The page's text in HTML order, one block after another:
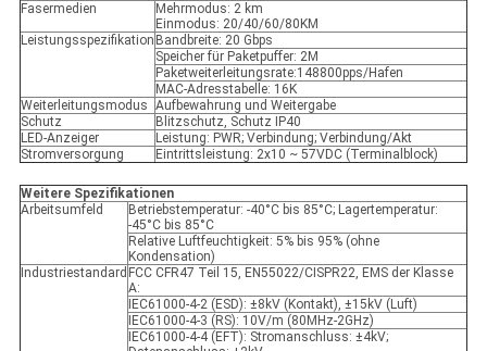
Fasermedien
Mehrmodus: 2 km
Einmodus: 20/40/60/80KM
Leistungsspezifikation Bandbreite: 20 Gbps
Speicher für Paketpuffer: 2M
Paketweiterleitungsrate:148800pps/Hafen
MAC-Adresstabelle: 16K
Weiterleitungsmodus Aufbewahrung und Weitergabe
Schutz
Blitzschutz, Schutz IP40
LED-Anzeiger
Leistung: PWR; Verbindung; Verbindung/Akt
Stromversorgung
Eintrittsleistung: 2x10 ~ 57VDC (Terminalblock)
Weitere Spezifikationen
Arbeitsumfeld
Betriebstemperatur: -40°C bis 85°C; Lagertemperatur:
-45°C bis 85°C
Relative Luftfeuchtigkeit: 5% bis 95% (ohne
Kondensation)
Industriestandard FCC CFR47 Teil 15, EN55022/CISPR22, EMS der Klasse
A:
IEC61000-4-2 (ESD): ±8kV (Kontakt), ±15kV (Luft)
IEC61000-4-3 (RS): 10V/m (80MHz-2GHz)
IEC61000-4-4 (EFT): Stromanschluss: ±4kV;